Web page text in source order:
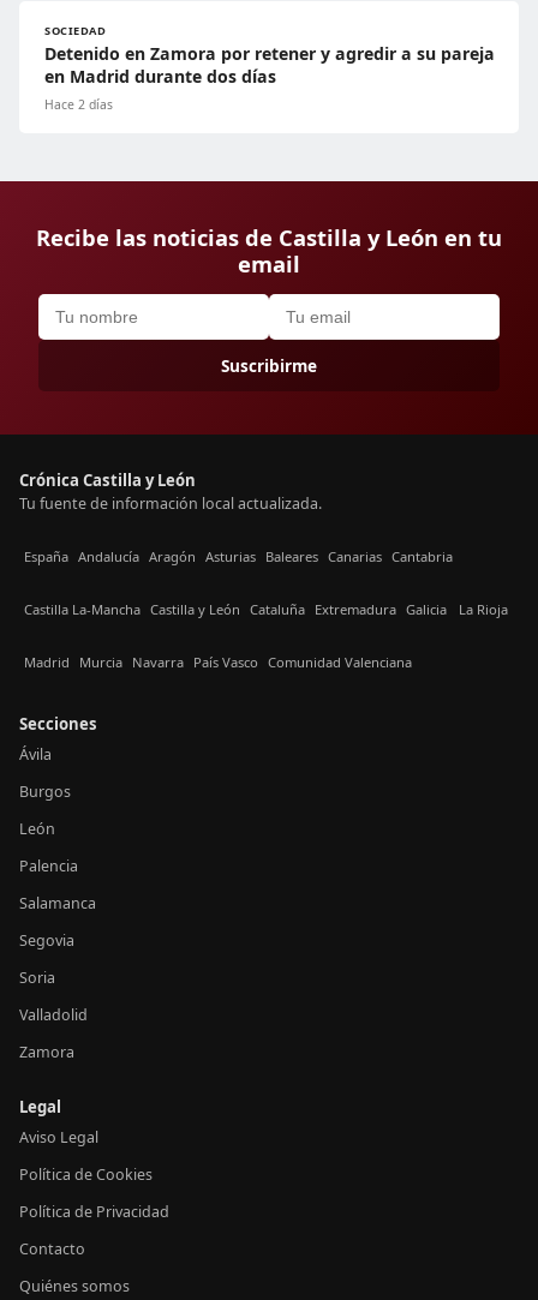
SOCIEDAD
Detenido en Zamora por retener y agredir a su pareja
en Madrid durante dos días
Hace 2 días
Recibe las noticias de Castilla y León en tu
email
Suscribirme
Crónica Castilla y León
Tu fuente de información local actualizada.
España Andalucía Aragón Asturias Baleares Canarias Cantabria
Castilla La-Mancha Castilla y León Cataluña Extremadura Galicia La Rioja
Madrid Murcia Navarra País Vasco Comunidad Valenciana
Secciones
Ávila
Burgos
León
Palencia
Salamanca
Segovia
Soria
Valladolid
Zamora
Legal
Aviso Legal
Política de Cookies
Política de Privacidad
Contacto
Quiénes somos